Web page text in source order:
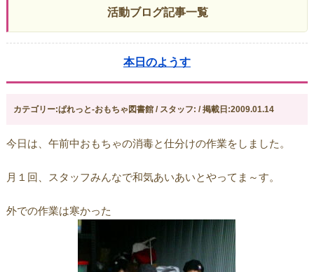
活動ブログ記事一覧
本日のようす
カテゴリー:ぱれっと-おもちゃ図書館 / スタッフ: / 掲載日:2009.01.14
今日は、午前中おもちゃの消毒と仕分けの作業をしました。
月１回、スタッフみんなで和気あいあいとやってま～す。
外での作業は寒かった